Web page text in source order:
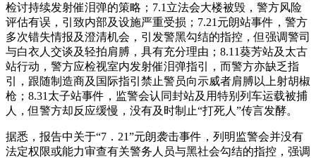
检讨持续发射催泪弹的策略；7.1立法会大楼被毁，警方风险
评估有误，引致内部及设施严重受损；7.21元朗站事件，警方
多次错失情报及澄清机会，引发警黑勾结的指控，但强调警司
与白衣人交谈及轻拍肩膊，具有充分理由；8.11葵芳站及太古
站行动，警方应检视室内发射催泪弹指引，而警方亦缺乏指
引，跟随制造商及国际指引禁止警员向示威者肩膊以上射胡椒
枪；8.31太子站事件，监警会认同封站及用特别列车运载被捕
人，但警方却反应缓慢，没有及时制止“打死人”传言发酵。
据悉，报告中关于“7．21”元朗袭击事件，列明监警会并没有
法定权限或能力审查有关警务人员与黑社会勾结的指控，强调